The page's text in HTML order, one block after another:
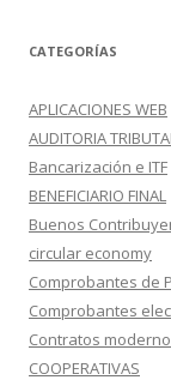
CATEGORÍAS
APLICACIONES WEB
AUDITORIA
Bancarización e ITF
BENEFICIARIO FINAL
Buenos
circular economy
Comprobantes de
Comprobantes
Contratos
COOPERATIVAS